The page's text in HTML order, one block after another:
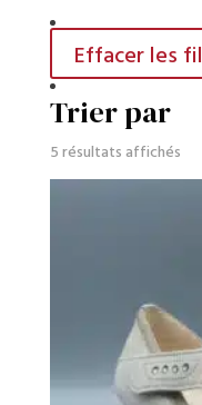
Effacer les
Trier par
5 résultats affichésTrié
par